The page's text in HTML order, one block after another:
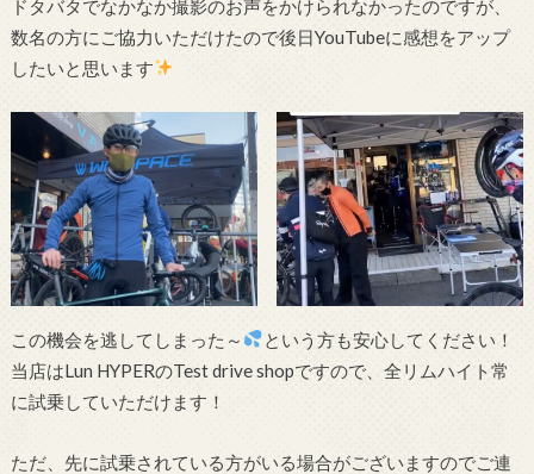
ドタバタでなかなか撮影のお声をかけられなかったのですが、
数名の方にご協力いただけたので後日YouTubeに感想をアップ
したいと思います
この機会を逃してしまった～
という方も安心してください！
当店はLun HYPERのTest drive shopですので、全リムハイト常
に試乗していただけます！
ただ、先に試乗されている方がいる場合がございますのでご連